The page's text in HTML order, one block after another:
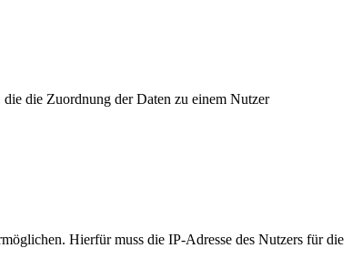
die Zuordnung der Daten zu einem Nutzer
Hierfür muss die IP-Adresse des Nutzers für die